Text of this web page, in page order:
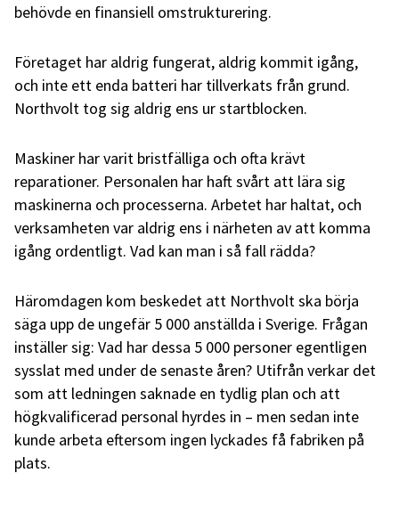
behövde en finansiell omstrukturering.
Företaget har aldrig fungerat, aldrig kommit igång,
och inte ett enda batteri har tillverkats från grund.
Northvolt tog sig aldrig ens ur startblocken.
Maskiner har varit bristfälliga och ofta krävt
reparationer. Personalen har haft svårt att lära sig
maskinerna och processerna. Arbetet har haltat, och
verksamheten var aldrig ens i närheten av att komma
igång ordentligt. Vad kan man i så fall rädda?
Häromdagen kom beskedet att Northvolt ska börja
säga upp de ungefär 5 000 anställda i Sverige. Frågan
inställer sig: Vad har dessa 5 000 personer egentligen
sysslat med under de senaste åren? Utifrån verkar det
som att ledningen saknade en tydlig plan och att
högkvalificerad personal hyrdes in – men sedan inte
kunde arbeta eftersom ingen lyckades få fabriken på
plats.